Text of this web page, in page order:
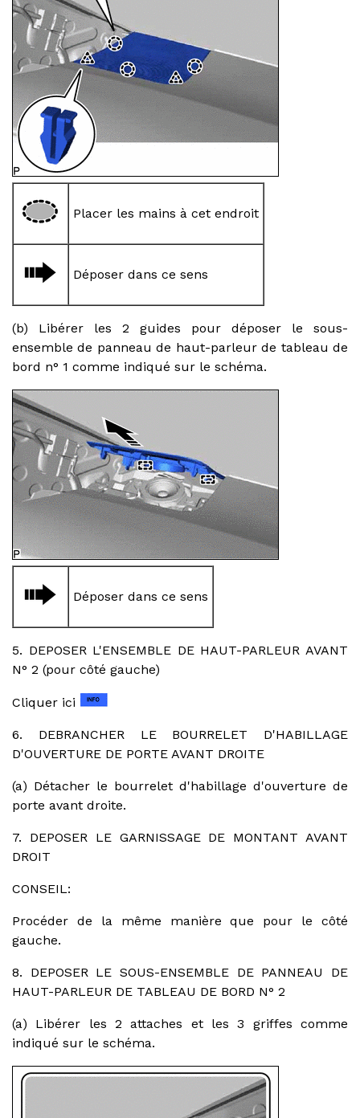
Placer les mains à cet endroit
Déposer dans ce sens
(b) Libérer les 2 guides pour déposer le sous-
ensemble de panneau de haut-parleur de tableau de
bord n° 1 comme indiqué sur le schéma.
Déposer dans ce sens
5. DEPOSER L'ENSEMBLE DE HAUT-PARLEUR AVANT
N° 2 (pour côté gauche)
Cliquer ici
6. DEBRANCHER LE BOURRELET D'HABILLAGE
D'OUVERTURE DE PORTE AVANT DROITE
(a) Détacher le bourrelet d'habillage d'ouverture de
porte avant droite.
7. DEPOSER LE GARNISSAGE DE MONTANT AVANT
DROIT
CONSEIL:
Procéder de la même manière que pour le côté
gauche.
8. DEPOSER LE SOUS-ENSEMBLE DE PANNEAU DE
HAUT-PARLEUR DE TABLEAU DE BORD N° 2
(a) Libérer les 2 attaches et les 3 griffes comme
indiqué sur le schéma.